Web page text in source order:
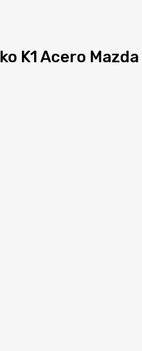
K1 Acero